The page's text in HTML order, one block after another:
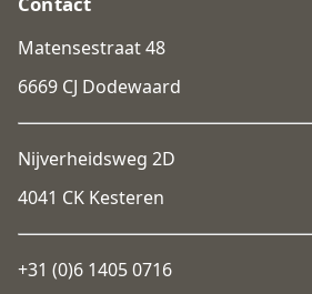
Matensestraat 48
6669 CJ Dodewaard
Nijverheidsweg 2D
4041 CK Kesteren
+31 (0)6 1405 0716